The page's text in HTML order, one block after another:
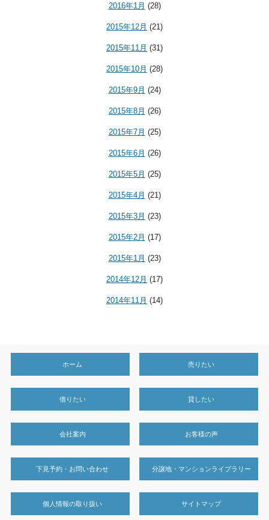
2016年1月 (28)
2015年12月 (21)
2015年11月 (31)
2015年10月 (28)
2015年9月 (24)
2015年8月 (26)
2015年7月 (25)
2015年6月 (26)
2015年5月 (25)
2015年4月 (21)
2015年3月 (23)
2015年2月 (17)
2015年1月 (23)
2014年12月 (17)
2014年11月 (14)
ホーム 売りたい
借りたい 貸したい
会社案内 お客様の声
下見予約・お問い合わせ 分譲地・マンションライブラリー
個人情報の取り扱い サイトマップ